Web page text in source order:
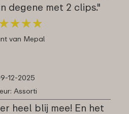
degene met 2 clips."
★★★★
★★★★
van Mepal
12-2025
Assorti
heel blij mee! En het